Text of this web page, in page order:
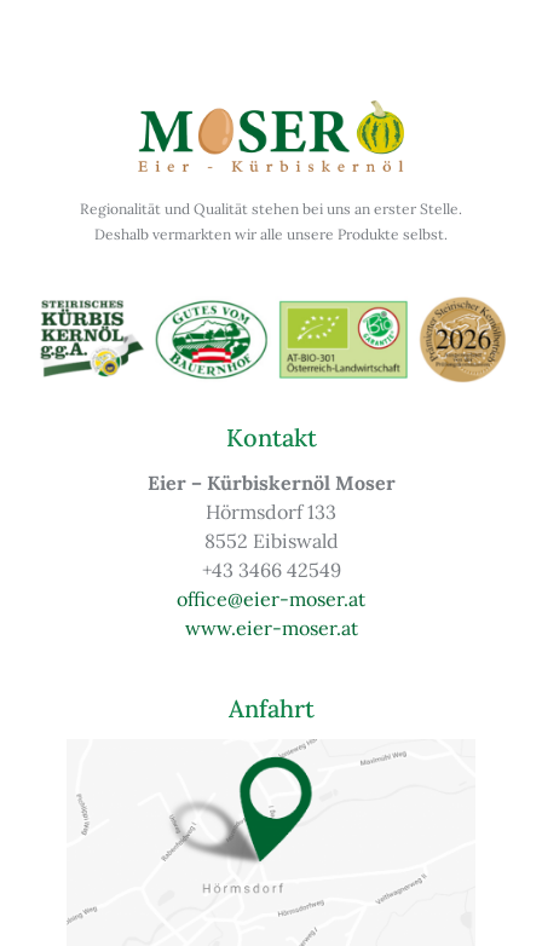
Regionalität und Qualität stehen bei uns an erster Stelle.
Deshalb vermarkten wir alle unsere Produkte selbst.
Kontakt
Eier – Kürbiskernöl Moser
Hörmsdorf 133
8552 Eibiswald
+43 3466 42549
office@eier-moser.at
www.eier-moser.at
Anfahrt